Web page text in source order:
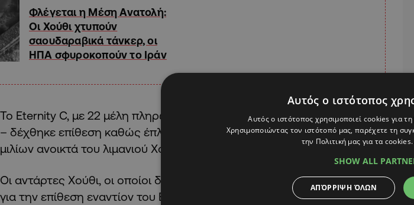
Φλέγεται η Μέση Ανατολή:
Οι Χούθι χτυπούν
σαουδαραβικά τάνκερ, οι
ΗΠΑ σφυροκοπούν το Ιράν
Το Eternity C, με 22 μέλη πληρώματος – 21 Φιλιππινέζους και έναν Ρώσο
– δέχθηκε επίθεση καθώς έπλεε σε απόσταση περίπου 50 ναυτικών
μιλίων ανοικτά του λιμανιού Χοντέιντα της Υεμένης.
Οι αντάρτες Χούθι, οι οποίοι δεν έχουν αναλάβει επισήμως την ευθύνη
για την επίθεση εναντίον του Eternity C, έδωσαν νωρίτερα στη
Αυτός ο ιστότοπος
Αυτός ο ιστότοπος χρησιμοποιεί cookies για
Χρησιμοποιώντας τον ιστότοπό μας, παρέχετε τη
την Πολιτική μας για τα
SHOW ALL
ΑΠΌΡΡΙΨΗ ΌΛΩΝ